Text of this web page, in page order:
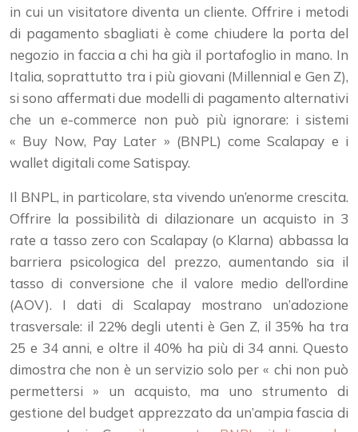
in cui un visitatore diventa un cliente. Offrire i metodi
di pagamento sbagliati è come chiudere la porta del
negozio in faccia a chi ha già il portafoglio in mano. In
Italia, soprattutto tra i più giovani (Millennial e Gen Z),
si sono affermati due modelli di pagamento alternativi
che un e-commerce non può più ignorare: i sistemi
« Buy Now, Pay Later » (BNPL) come Scalapay e i
wallet digitali come Satispay.
Il BNPL, in particolare, sta vivendo un’enorme crescita.
Offrire la possibilità di dilazionare un acquisto in 3
rate a tasso zero con Scalapay (o Klarna) abbassa la
barriera psicologica del prezzo, aumentando sia il
tasso di conversione che il valore medio dell’ordine
(AOV). I dati di Scalapay mostrano un’adozione
trasversale: il 22% degli utenti è Gen Z, il 35% ha tra
25 e 34 anni, e oltre il 40% ha più di 34 anni. Questo
dimostra che non è un servizio solo per « chi non può
permettersi » un acquisto, ma uno strumento di
gestione del budget apprezzato da un’ampia fascia di